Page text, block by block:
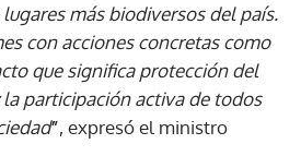
más biodiversos del país.
con acciones concretas como
que significa protección del
participación activa de todos
”, expresó el ministro